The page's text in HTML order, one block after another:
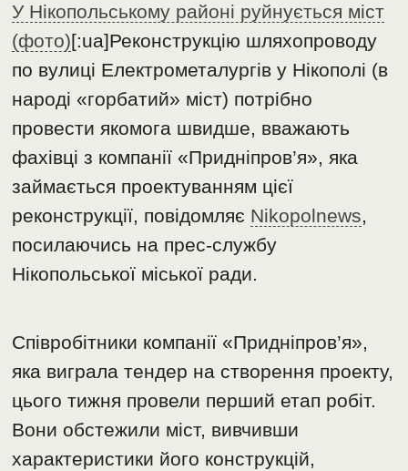
У Нікопольському районі руйнується міст
(фото)[:ua]Реконструкцію шляхопроводу
по вулиці Електрометалургів у Нікополі (в
народі «горбатий» міст) потрібно
провести якомога швидше, вважають
фахівці з компанії «Придніпров’я», яка
займається проектуванням цієї
реконструкції, повідомляє Nikopolnews,
посилаючись на прес-службу
Нікопольської міської ради.
Співробітники компанії «Придніпров’я»,
яка виграла тендер на створення проекту,
цього тижня провели перший етап робіт.
Вони обстежили міст, вивчивши
характеристики його конструкцій,